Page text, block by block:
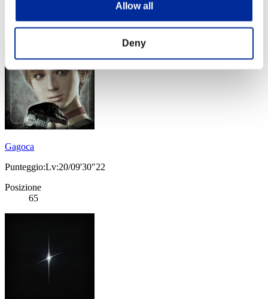
Allow all
Deny
64
Gagoca
Punteggio:Lv:20/09'30"22
Posizione
65